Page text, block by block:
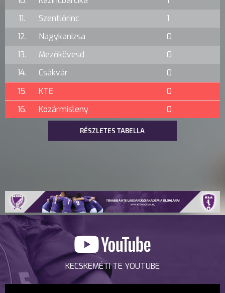
11.
Szentlőrinc
1
12.
Nagykanizsa
0
13.
Mezőkövesd
0
14.
Csákvár
0
15.
KTE
0
16.
Kozármisleny 0
RÉSZLETES TABELLA
KECSKEMÉTI TE YOUTUBE